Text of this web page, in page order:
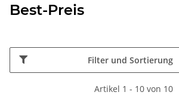
Best-Preis
Filter und Sortierung
Artikel 1 - 10 von 10